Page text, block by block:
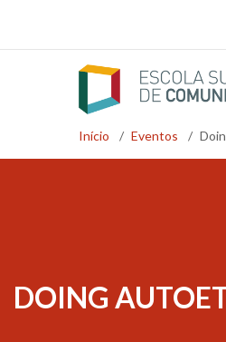
o
Navegação
Início / Eventos /
DOING